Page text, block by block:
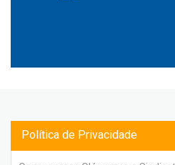
Política de Privacidade